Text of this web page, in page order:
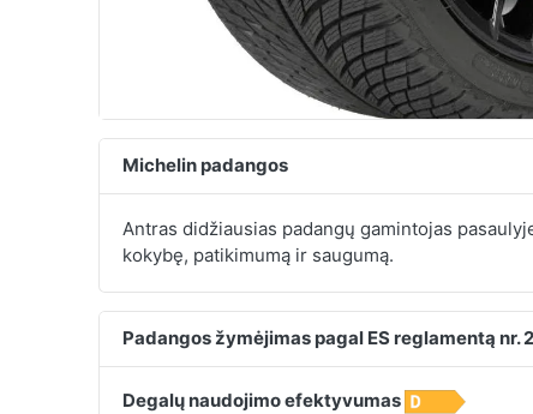
Michelin padangos
Antras didžiausias padangų gamintojas
kokybę, patikimumą ir saugumą.
Padangos žymėjimas pagal ES reglamentą nr.
Degalų naudojimo efektyvumas